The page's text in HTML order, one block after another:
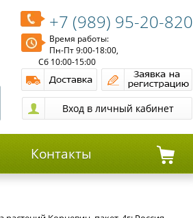
+7 (989) 95-20-820
Время работы:
Пн-Пт 9:00-18:00,
Сб 10:00-15:00
Контакты